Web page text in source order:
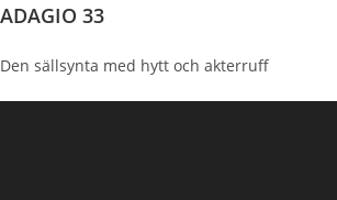
ADAGIO 33
Den sällsynta med hytt och akterruff